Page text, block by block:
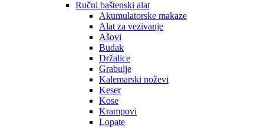
Ručni baštenski alat
Akumulatorske makaze
Alat za vezivanje
Ašovi
Budak
Držalice
Grabulje
Kalemarski noževi
Keser
Kose
Krampovi
Lopate